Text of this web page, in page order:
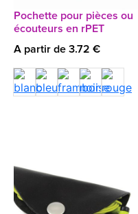
Pochette pour pièces ou
écouteurs en rPET
A partir de 3.72 €